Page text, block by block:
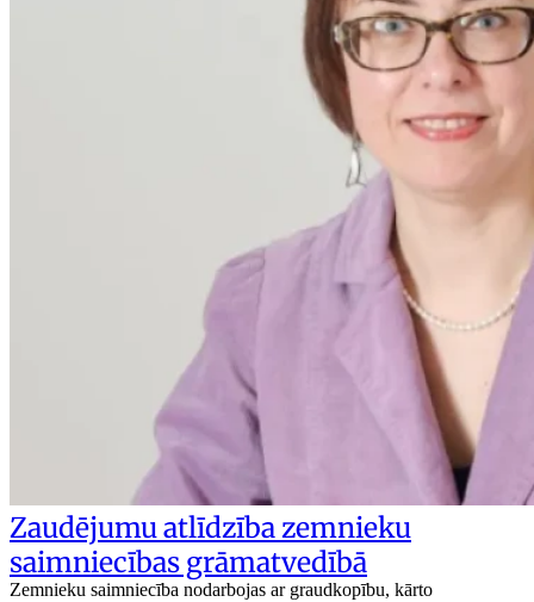
Zaudējumu atlīdzība zemnieku
saimniecības grāmatvedībā
Zemnieku saimniecība nodarbojas ar graudkopību, kārto